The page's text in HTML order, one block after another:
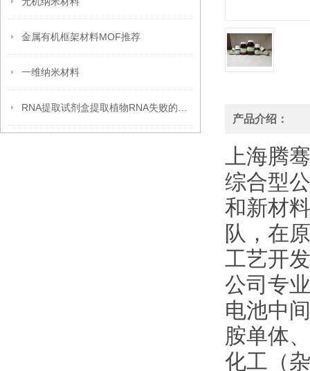
金属有机框架材料MOF推荐
一维纳米材料
产品介绍：
上海腾
综合型
和新材
队，在
工艺开
公司专
电池中
胺单体
化工（